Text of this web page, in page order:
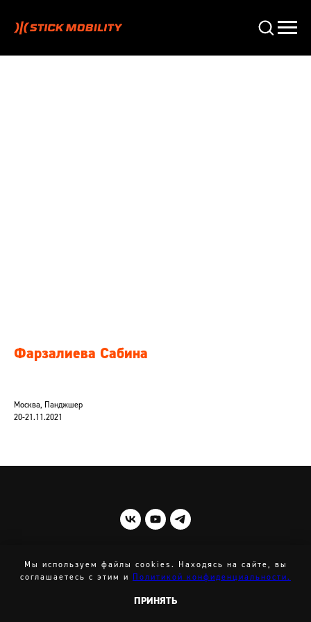
Фарзалиева Сабина
Москва, Панджшер
20-21.11.2021
Мы используем файлы cookies. Находясь на сайте, вы
соглашаетесь с этим и
Политикой конфиденциальности.
ПРИНЯТЬ
ВВЕРХ